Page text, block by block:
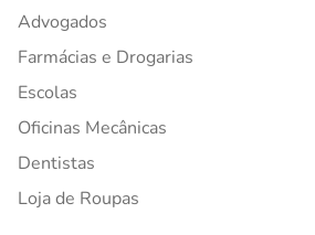
Advogados
Farmácias e Drogarias
Escolas
Oficinas Mecânicas
Dentistas
Loja de Roupas